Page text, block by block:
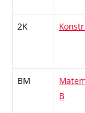
2K
BM
B